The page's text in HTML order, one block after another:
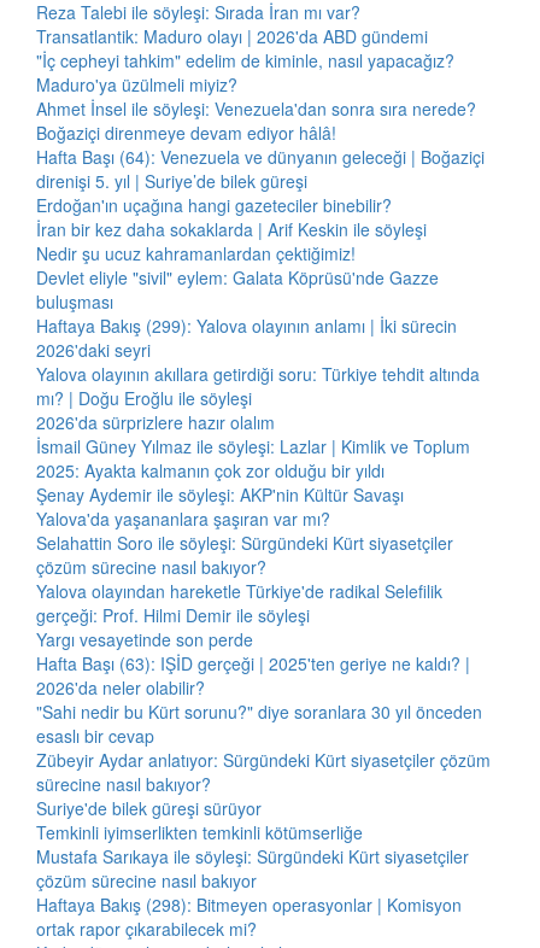
Reza Talebi ile söyleşi: Sırada İran mı var?
Transatlantik: Maduro olayı | 2026'da ABD gündemi
"İç cepheyi tahkim" edelim de kiminle, nasıl yapacağız?
Maduro'ya üzülmeli miyiz?
Ahmet İnsel ile söyleşi: Venezuela'dan sonra sıra nerede?
Boğaziçi direnmeye devam ediyor hâlâ!
Hafta Başı (64): Venezuela ve dünyanın geleceği | Boğaziçi
direnişi 5. yıl | Suriye’de bilek güreşi
Erdoğan'ın uçağına hangi gazeteciler binebilir?
İran bir kez daha sokaklarda | Arif Keskin ile söyleşi
Nedir şu ucuz kahramanlardan çektiğimiz!
Devlet eliyle "sivil" eylem: Galata Köprüsü'nde Gazze
buluşması
Haftaya Bakış (299): Yalova olayının anlamı | İki sürecin
2026'daki seyri
Yalova olayının akıllara getirdiği soru: Türkiye tehdit altında
mı? | Doğu Eroğlu ile söyleşi
2026'da sürprizlere hazır olalım
İsmail Güney Yılmaz ile söyleşi: Lazlar | Kimlik ve Toplum
2025: Ayakta kalmanın çok zor olduğu bir yıldı
Şenay Aydemir ile söyleşi: AKP'nin Kültür Savaşı
Yalova'da yaşananlara şaşıran var mı?
Selahattin Soro ile söyleşi: Sürgündeki Kürt siyasetçiler
çözüm sürecine nasıl bakıyor?
Yalova olayından hareketle Türkiye'de radikal Selefilik
gerçeği: Prof. Hilmi Demir ile söyleşi
Yargı vesayetinde son perde
Hafta Başı (63): IŞİD gerçeği | 2025'ten geriye ne kaldı? |
2026'da neler olabilir?
"Sahi nedir bu Kürt sorunu?" diye soranlara 30 yıl önceden
esaslı bir cevap
Zübeyir Aydar anlatıyor: Sürgündeki Kürt siyasetçiler çözüm
sürecine nasıl bakıyor?
Suriye'de bilek güreşi sürüyor
Temkinli iyimserlikten temkinli kötümserliğe
Mustafa Sarıkaya ile söyleşi: Sürgündeki Kürt siyasetçiler
çözüm sürecine nasıl bakıyor
Haftaya Bakış (298): Bitmeyen operasyonlar | Komisyon
ortak rapor çıkarabilecek mi?